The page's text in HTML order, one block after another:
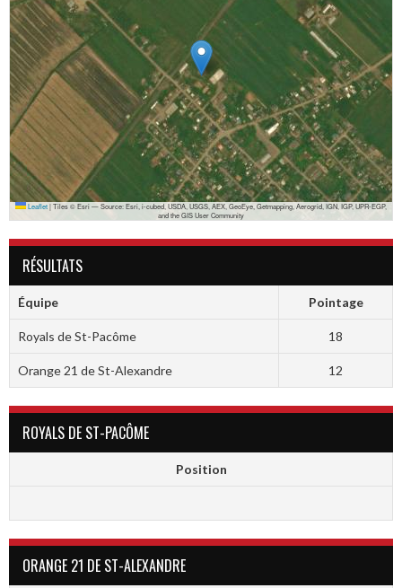
Leaflet|Tiles © Esri — Source: Esri, i-cubed, USDA, USGS, AEX, GeoEye, Getmapping, Aerogrid, IGN, IGP, UPR-EGP,
and the GIS User Community
RÉSULTATS
Équipe Pointage
Royals de St-Pacôme 18
Orange 21 de St-Alexandre 12
ROYALS DE ST-PACÔME
Position
ORANGE 21 DE ST-ALEXANDRE